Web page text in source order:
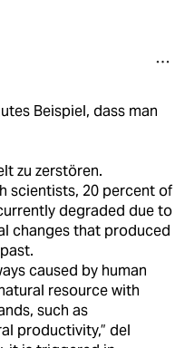
Beispiel, dass man
zu zerstören.
scientists, 20 percent of
degraded due to
changes that produced
caused by human
resource with
such as
productivity,” del